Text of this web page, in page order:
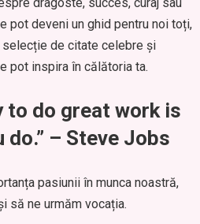
pot deveni un ghid pentru noi toți,
de citate celebre și
pot inspira în călătoria ta.
to do great work is
– Steve Jobs
pasiunii în munca noastră,
să ne urmăm vocația.